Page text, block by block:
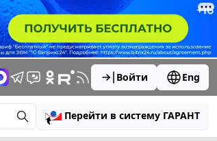
Войти Eng
Перейти в систему ГАРАНТ